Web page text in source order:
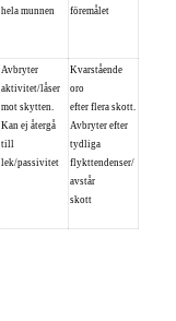
hela munnen
föremålet
Avbryter
aktivitet/låser
mot skytten.
Kan ej återgå
till
lek/passivitet
Kvarstående
oro
efter flera skott.
Avbryter efter
tydliga
flykttendenser/
avstår
skott